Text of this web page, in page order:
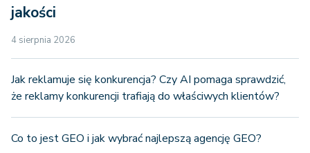
jakości
4 sierpnia 2026
Jak reklamuje się konkurencja? Czy AI pomaga sprawdzić,
że reklamy konkurencji trafiają do właściwych klientów?
Co to jest GEO i jak wybrać najlepszą agencję GEO?